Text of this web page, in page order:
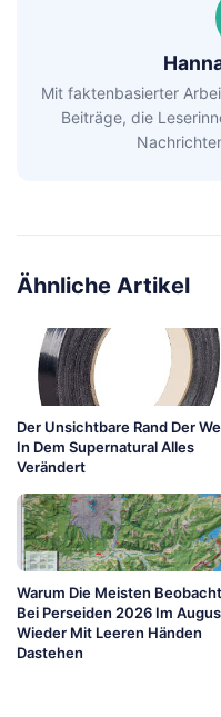
Mit faktenbasierter
Beiträge, die
Ähnliche Artikel
Der Unsichtbare Rand Der
In Dem Supernatural Alles
Verändert
Warum Die Meisten
Bei Perseiden 2026 Im
Wieder Mit Leeren Händen
Dastehen